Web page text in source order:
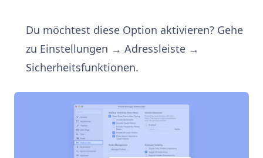
Du möchtest diese Option aktivieren? Gehe
zu Einstellungen → Adressleiste →
Sicherheitsfunktionen.